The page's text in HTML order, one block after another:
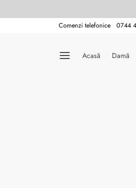
Comenzi telefonice
Acasă Damă